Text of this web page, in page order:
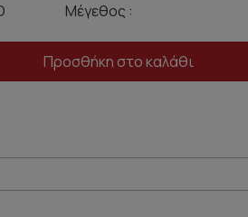
Μέγεθος :
Προσθήκη στο καλάθι